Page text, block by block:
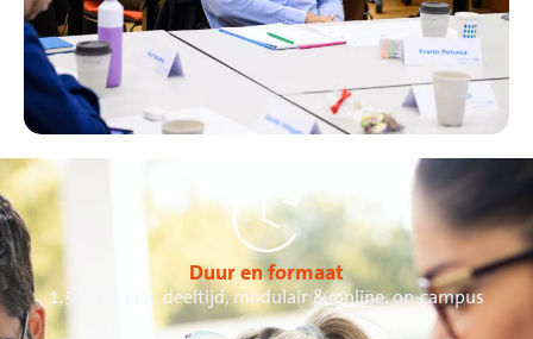
Duur en formaat
1,5 tot 4 jaar, deeltijd, modulair & online, on-campus